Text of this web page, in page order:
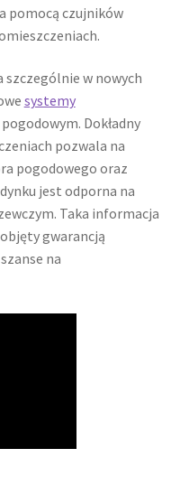
pomocą czujników
szczególnie w nowych
systemy
Dokładny
pozwala na
pogodowego oraz
jest odporna na
Taka informacja
gwarancją
na